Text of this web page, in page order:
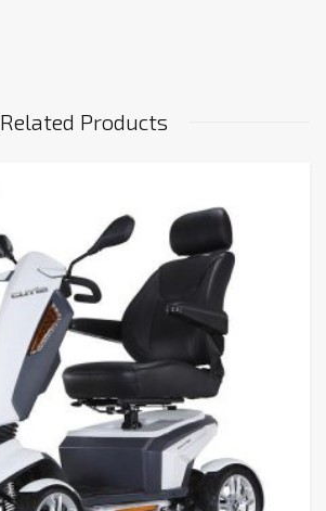
Related Products